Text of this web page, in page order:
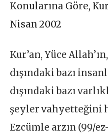
Konularına Göre,
Nisan 2002
Kur’an, Yüce
dışındaki bazı
dışındaki bazı
şeyler vahyetteğini
Ezcümle arzın (99/